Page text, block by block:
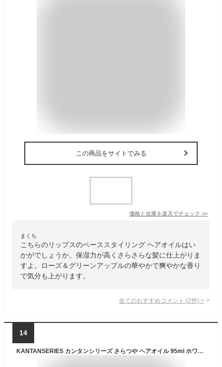
この商品をサイトでみる
価格と在庫を楽天でチェック >>
まくち
こちらのリップスのベーススタイリング ヘアオイルはい
かがでしょうか。保湿力が高くさらさらな髪に仕上がりま
すよ。ローズ＆グリーンアップルの華やかで爽やかな香り
で気分も上がります。
全てのおすすめコメント (2件) >
14
KANTANSERIES カンタンシリーズ さらつや ヘアオイル 95ml ホワイトリリー